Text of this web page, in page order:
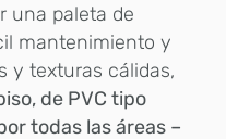
una paleta de
mantenimiento y
y texturas cálidas,
de PVC tipo
todas las áreas –